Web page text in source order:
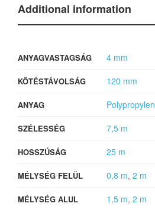
Additional information
ANYAGVASTAGSÁG 4 mm
KÖTÉSTÁVOLSÁG 120 mm
ANYAG Polypropylen
SZÉLESSÉG 7,5 m
HOSSZÚSÁG 25 m
MÉLYSÉG FELÜL 0,8 m, 2 m
MÉLYSÉG ALUL 1,5 m, 2 m